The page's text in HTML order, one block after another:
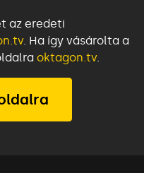
az eredeti
. Ha így vásárolta a
oktagon.tv.